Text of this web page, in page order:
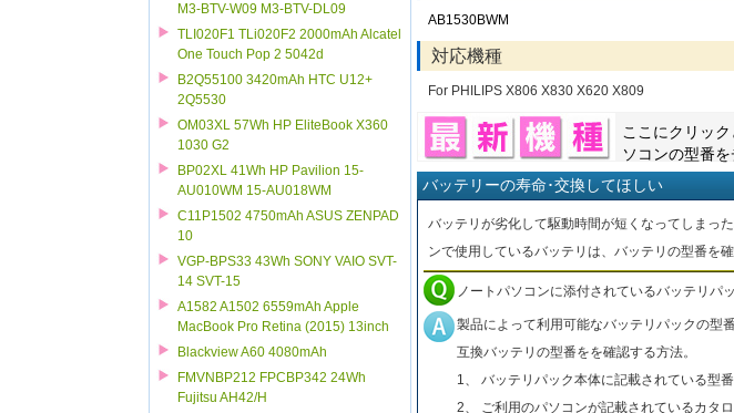
M3-BTV-W09 M3-BTV-DL09
TLI020F1 TLi020F2 2000mAh Alcatel
One Touch Pop 2 5042d
B2Q55100 3420mAh HTC U12+
2Q5530
OM03XL 57Wh HP EliteBook X360
1030 G2
BP02XL 41Wh HP Pavilion 15-
AU010WM 15-AU018WM
C11P1502 4750mAh ASUS ZENPAD
10
VGP-BPS33 43Wh SONY VAIO SVT-
14 SVT-15
A1582 A1502 6559mAh Apple
MacBook Pro Retina (2015) 13inch
Blackview A60 4080mAh
FMVNBP212 FPCBP342 24Wh
Fujitsu AH42/H
AB1530BWM
対応機種
For PHILIPS X806 X830 X620 X809
ここにクリック
ソコンの型番を
バッテリーの寿命･交換してほしい
バッテリが劣化して駆動時間が短くなってしまっ
ンで使用しているバッテリは、バッテリの型番を
ノートパソコンに添付されているバッテリパ
製品によって利用可能なバッテリパックの型
互換バッテリの型番をを確認する方法。
1、 バッテリパック本体に記載されている型番
2、 ご利用のパソコンが記載されているカタ